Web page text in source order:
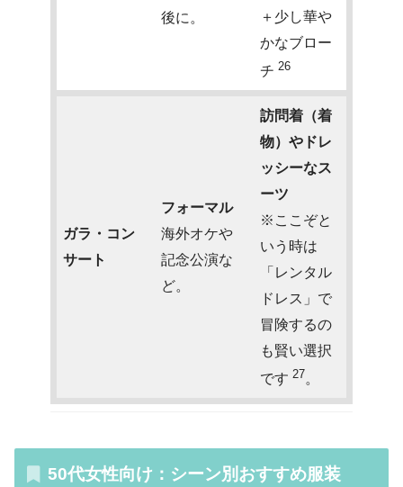
後に。
＋少し華や
かなブロー
チ 26
ガラ・コン
サート
フォーマル
海外オケや
記念公演な
ど。
訪問着（着
物）やドレ
ッシーなス
ーツ
※ここぞと
いう時は
「レンタル
ドレス」で
冒険するの
も賢い選択
です 27。
50代女性向け：シーン別おすすめ服装